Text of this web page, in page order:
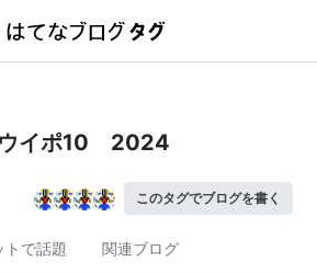
ウイポ10 2024
このタグでブログを書く
トで話題 関連ブログ